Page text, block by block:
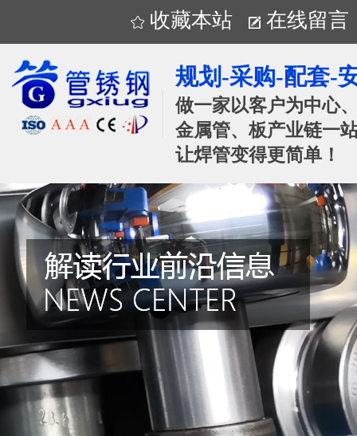
收藏本站 在线留言
规划-采购-配套-
做一家以客户为中心
金属管、板产业链一
让焊管变得更简单！